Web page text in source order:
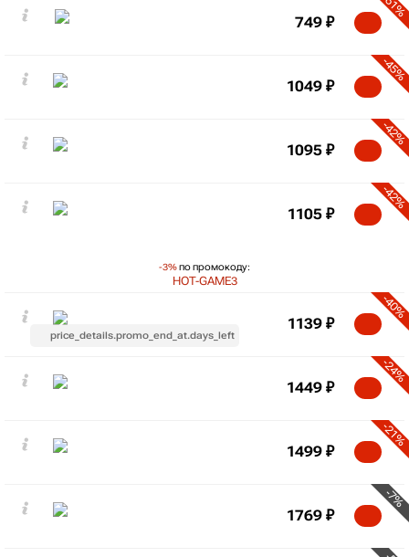
749 ₽
-45%
1049 ₽
-42%
1095 ₽
-3%по промокоду:
HOT-GAME3
-42%
1105 ₽
price_details.promo_end_at.days_left
-40%
1139 ₽
-24%
1449 ₽
-21%
1499 ₽
-7%
1769 ₽